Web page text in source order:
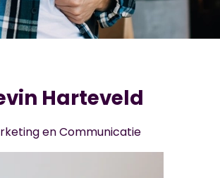
Harteveld
en Communicatie